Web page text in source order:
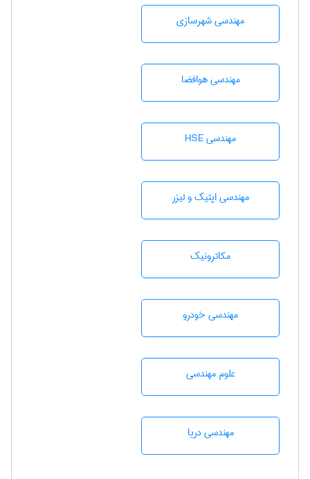
مهندسی شهرسازی
مهندسی هوافضا
مهندسی HSE
مهندسی اپتیک و لیزر
مکاترونیک
مهندسی خودرو
علوم مهندسی
مهندسی دریا